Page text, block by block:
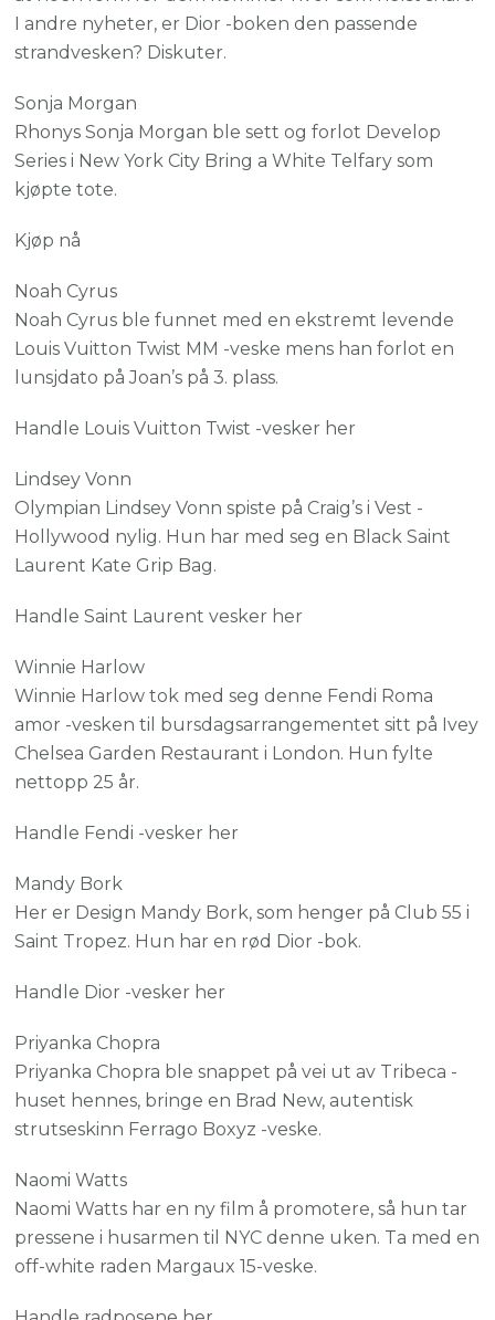
I andre nyheter, er Dior -boken den passende
strandvesken? Diskuter.
Sonja Morgan
Rhonys Sonja Morgan ble sett og forlot Develop
Series i New York City Bring a White Telfary som
kjøpte tote.
Kjøp nå
Noah Cyrus
Noah Cyrus ble funnet med en ekstremt levende
Louis Vuitton Twist MM -veske mens han forlot en
lunsjdato på Joan’s på 3. plass.
Handle Louis Vuitton Twist -vesker her
Lindsey Vonn
Olympian Lindsey Vonn spiste på Craig’s i Vest -
Hollywood nylig. Hun har med seg en Black Saint
Laurent Kate Grip Bag.
Handle Saint Laurent vesker her
Winnie Harlow
Winnie Harlow tok med seg denne Fendi Roma
amor -vesken til bursdagsarrangementet sitt på Ivey
Chelsea Garden Restaurant i London. Hun fylte
nettopp 25 år.
Handle Fendi -vesker her
Mandy Bork
Her er Design Mandy Bork, som henger på Club 55 i
Saint Tropez. Hun har en rød Dior -bok.
Handle Dior -vesker her
Priyanka Chopra
Priyanka Chopra ble snappet på vei ut av Tribeca -
huset hennes, bringe en Brad New, autentisk
strutseskinn Ferrago Boxyz -veske.
Naomi Watts
Naomi Watts har en ny film å promotere, så hun tar
pressene i husarmen til NYC denne uken. Ta med en
off-white raden Margaux 15-veske.